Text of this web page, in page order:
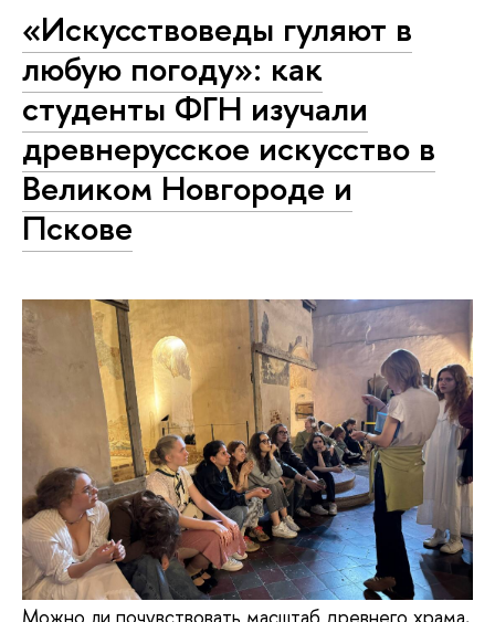
«Искусствоведы гуляют в
любую погоду»: как
студенты ФГН изучали
древнерусское искусство в
Великом Новгороде и
Пскове